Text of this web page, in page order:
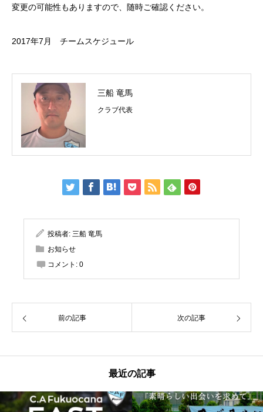
変更の可能性もありますので、随時ご確認ください。
2017年7月 チームスケジュール
三船 竜馬
クラブ代表
投稿者: 三船 竜馬
お知らせ
コメント: 0
前の記事 次の記事
最近の記事